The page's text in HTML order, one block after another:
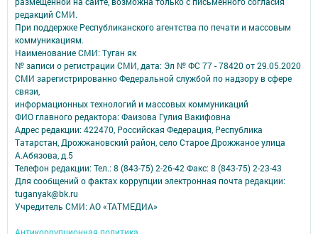
редакций СМИ.
При поддержке Республиканского агентства по печати и массовым
коммуникациям.
Наименование СМИ: Туган як
№ записи о регистрации СМИ, дата: Эл № ФС 77 - 78420 от 29.05.2020
СМИ зарегистрированно Федеральной службой по надзору в сфере
связи,
информационных технологий и массовых коммуникаций
ФИО главного редактора: Фаизова Гулия Вакифовна
Адрес редакции: 422470, Российская Федерация, Республика
Татарстан, Дрожжановский район, село Старое Дрожжаное улица
А.Абязова, д.5
Телефон редакции: Тел.: 8 (843-75) 2-26-42 Факс: 8 (843-75) 2-23-43
Для сообщений о фактах коррупции электронная почта редакции:
tuganyak@bk.ru
Учредитель СМИ: АО «ТАТМЕДИА»